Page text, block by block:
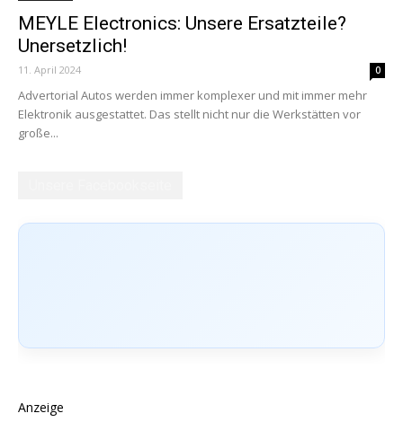
MEYLE Electronics: Unsere Ersatzteile?
Unersetzlich!
11. April 2024 0
Advertorial Autos werden immer komplexer und mit immer mehr
Elektronik ausgestattet. Das stellt nicht nur die Werkstätten vor
große...
Anzeige